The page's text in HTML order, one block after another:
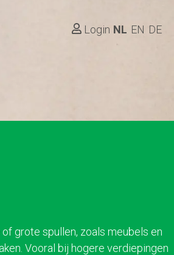
Login NL EN DE
grote spullen, zoals meubels en
Vooral bij hogere verdiepingen